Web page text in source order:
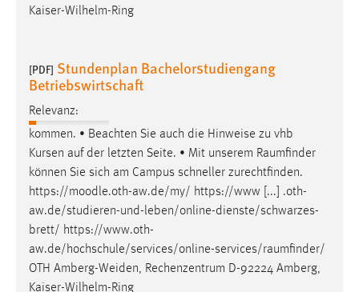
Kaiser-Wilhelm-Ring
[PDF] Stundenplan Bachelorstudiengang
Betriebswirtschaft
Relevanz:
kommen. • Beachten Sie auch die Hinweise zu vhb
Kursen auf der letzten Seite. • Mit unserem Raumfinder
können Sie sich am Campus schneller zurechtfinden.
https://moodle.oth-aw.de/my/ https://www [...] .oth-
aw.de/studieren-und-leben/online-dienste/schwarzes-
brett/ https://www.oth-
aw.de/hochschule/services/online-services/raumfinder/
OTH Amberg-Weiden, Rechenzentrum D-92224 Amberg,
Kaiser-Wilhelm-Ring